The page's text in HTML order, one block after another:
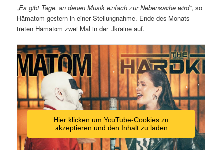
„Es gibt Tage, an denen Musik einfach zur Nebensache wird“, so
Hämatom gestern in einer Stellungnahme. Ende des Monats
treten Hämatom zwei Mal in der Ukraine auf.
Hier klicken um YouTube-Cookies zu
akzeptieren und den Inhalt zu laden